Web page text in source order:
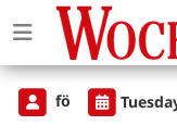
fö